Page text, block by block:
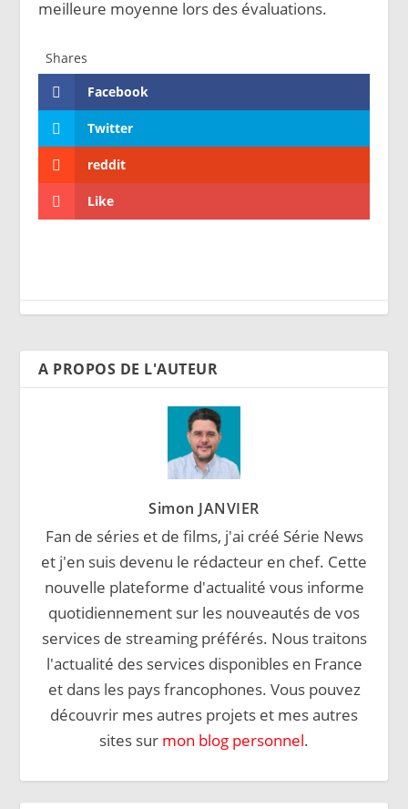
meilleure moyenne lors des évaluations.
Shares
Facebook
Twitter
reddit
Like
A PROPOS DE L'AUTEUR
Simon JANVIER
Fan de séries et de films, j'ai créé Série News
et j'en suis devenu le rédacteur en chef. Cette
nouvelle plateforme d'actualité vous informe
quotidiennement sur les nouveautés de vos
services de streaming préférés. Nous traitons
l'actualité des services disponibles en France
et dans les pays francophones. Vous pouvez
découvrir mes autres projets et mes autres
sites sur mon blog personnel.